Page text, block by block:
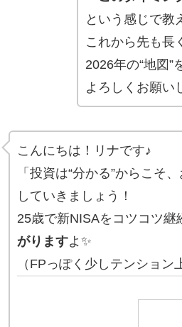
という感じで教
これから先も長
2026年の“地図”
よろしくお願い
こんにちは！リナです♪
「投資は“分かる”からこそ
していきましょう！
25歳で新NISAをコツコツ継
がりますよ✨
（FPっぽく少しテンション